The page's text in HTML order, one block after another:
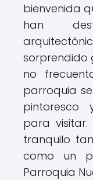
bienvenida
han
sorprendido
no
parroquia
pintoresco
para
tranquilo
como un
Parroquia